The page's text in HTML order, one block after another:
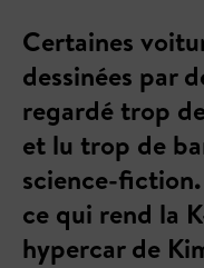
Certaines
dessinées par
regardé trop
et lu trop de
science-
ce qui rend la
hypercar de